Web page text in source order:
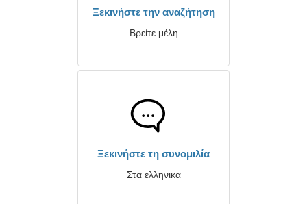
Ξεκινήστε την αναζήτηση
Βρείτε μέλη
Ξεκινήστε τη συνομιλία
Στα ελληνικα